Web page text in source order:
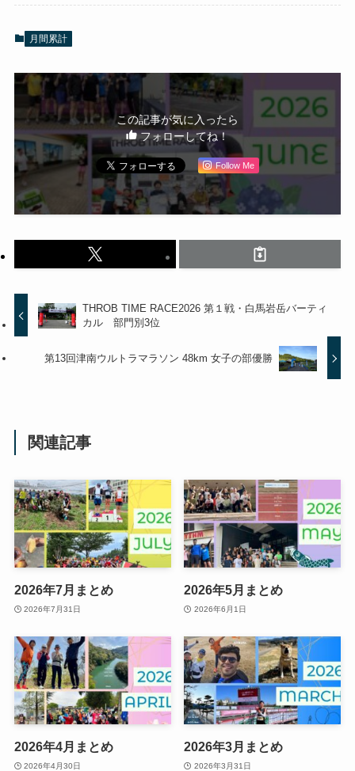
月間累計
この記事が気に入ったら
フォローしてね！
Follow Me
THROB TIME RACE2026 第１戦・白馬岩岳バーティ
カル 部門別3位
第13回津南ウルトラマラソン 48km 女子の部優勝
関連記事
2026年7月まとめ
2026年7月31日
2026年5月まとめ
2026年6月1日
2026年4月まとめ
2026年4月30日
2026年3月まとめ
2026年3月31日